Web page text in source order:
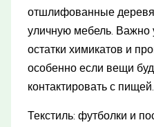
отшлифованные
уличную мебель. Важно
остатки химикатов и
особенно если вещи
контактировать с пищей.
Текстиль: футболки и